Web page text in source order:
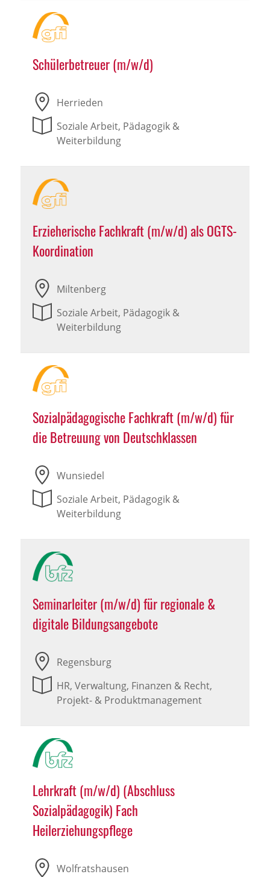
Schülerbetreuer (m/w/d)
Herrieden
Soziale Arbeit, Pädagogik &
Weiterbildung
Erzieherische Fachkraft (m/w/d) als OGTS-
Koordination
Miltenberg
Soziale Arbeit, Pädagogik &
Weiterbildung
Sozialpädagogische Fachkraft (m/w/d) für
die Betreuung von Deutschklassen
Wunsiedel
Soziale Arbeit, Pädagogik &
Weiterbildung
Seminarleiter (m/w/d) für regionale &
digitale Bildungsangebote
Regensburg
HR, Verwaltung, Finanzen & Recht,
Projekt- & Produktmanagement
Lehrkraft (m/w/d) (Abschluss
Sozialpädagogik) Fach
Heilerziehungspflege
Wolfratshausen